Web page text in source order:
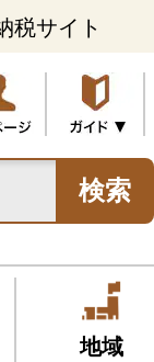
税サイト
検索
地域